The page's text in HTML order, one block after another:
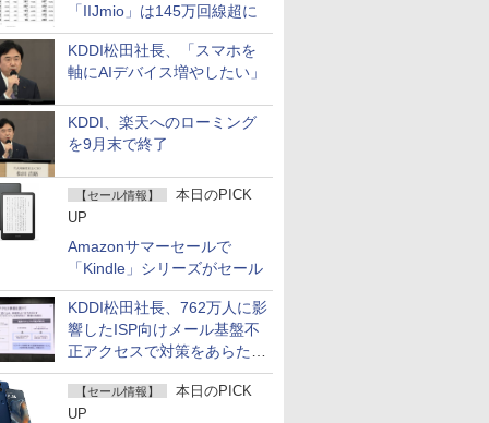
「IIJmio」は145万回線超に
KDDI松田社長、「スマホを
軸にAIデバイス増やしたい」
KDDI、楽天へのローミング
を9月末で終了
【セール情報】
本日のPICK
UP
Amazonサマーセールで
「Kindle」シリーズがセール
KDDI松田社長、762万人に影
響したISP向けメール基盤不
正アクセスで対策をあらため
て説明
【セール情報】
本日のPICK
UP